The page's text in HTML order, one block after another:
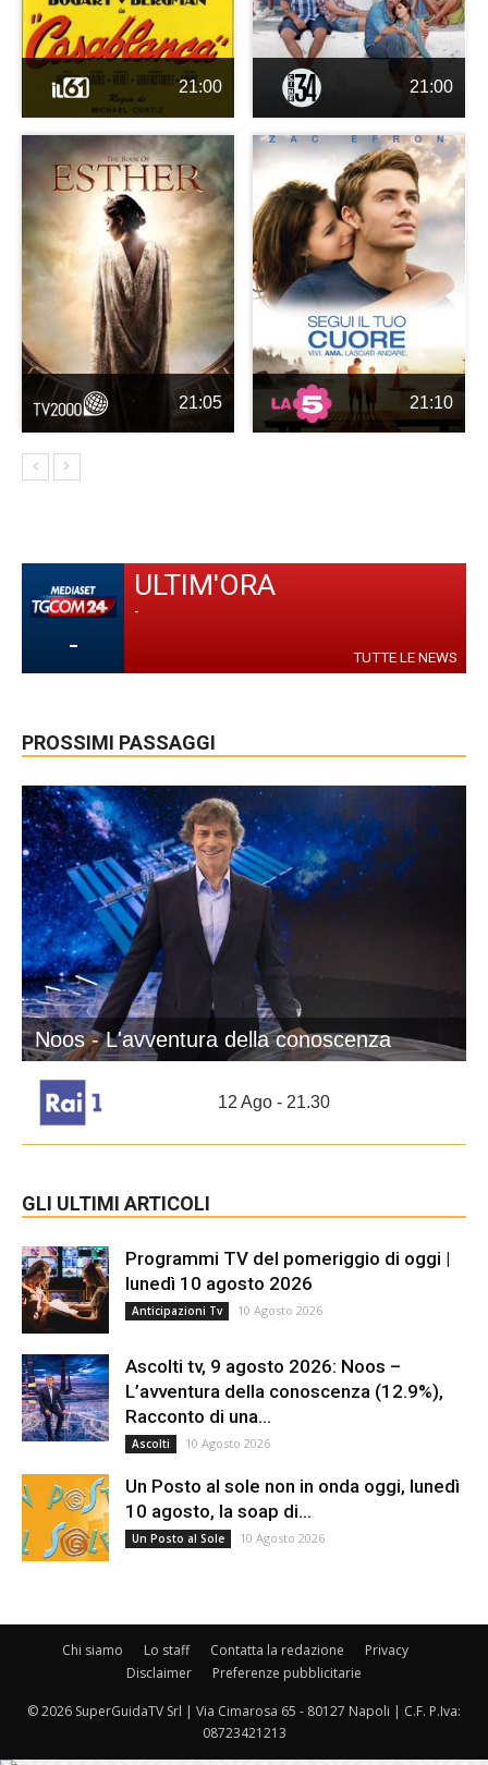
21:00 21:00
21:05 21:10
-
ULTIM'ORA
-
TUTTE LE NEWS
PROSSIMI PASSAGGI
Noos - L'avventura della conoscenza
12 Ago - 21.30
GLI ULTIMI ARTICOLI
Programmi TV del pomeriggio di oggi |
lunedì 10 agosto 2026
Anticipazioni Tv 10 Agosto 2026
Ascolti tv, 9 agosto 2026: Noos –
L’avventura della conoscenza (12.9%),
Racconto di una...
Ascolti 10 Agosto 2026
Un Posto al sole non in onda oggi, lunedì
10 agosto, la soap di...
Un Posto al Sole 10 Agosto 2026
Chi siamo Lo staff Contatta la redazione
Privacy
Disclaimer
Preferenze pubblicitarie
© 2026 SuperGuidaTV Srl | Via Cimarosa 65 - 80127 Napoli | C.F. P.Iva:
08723421213